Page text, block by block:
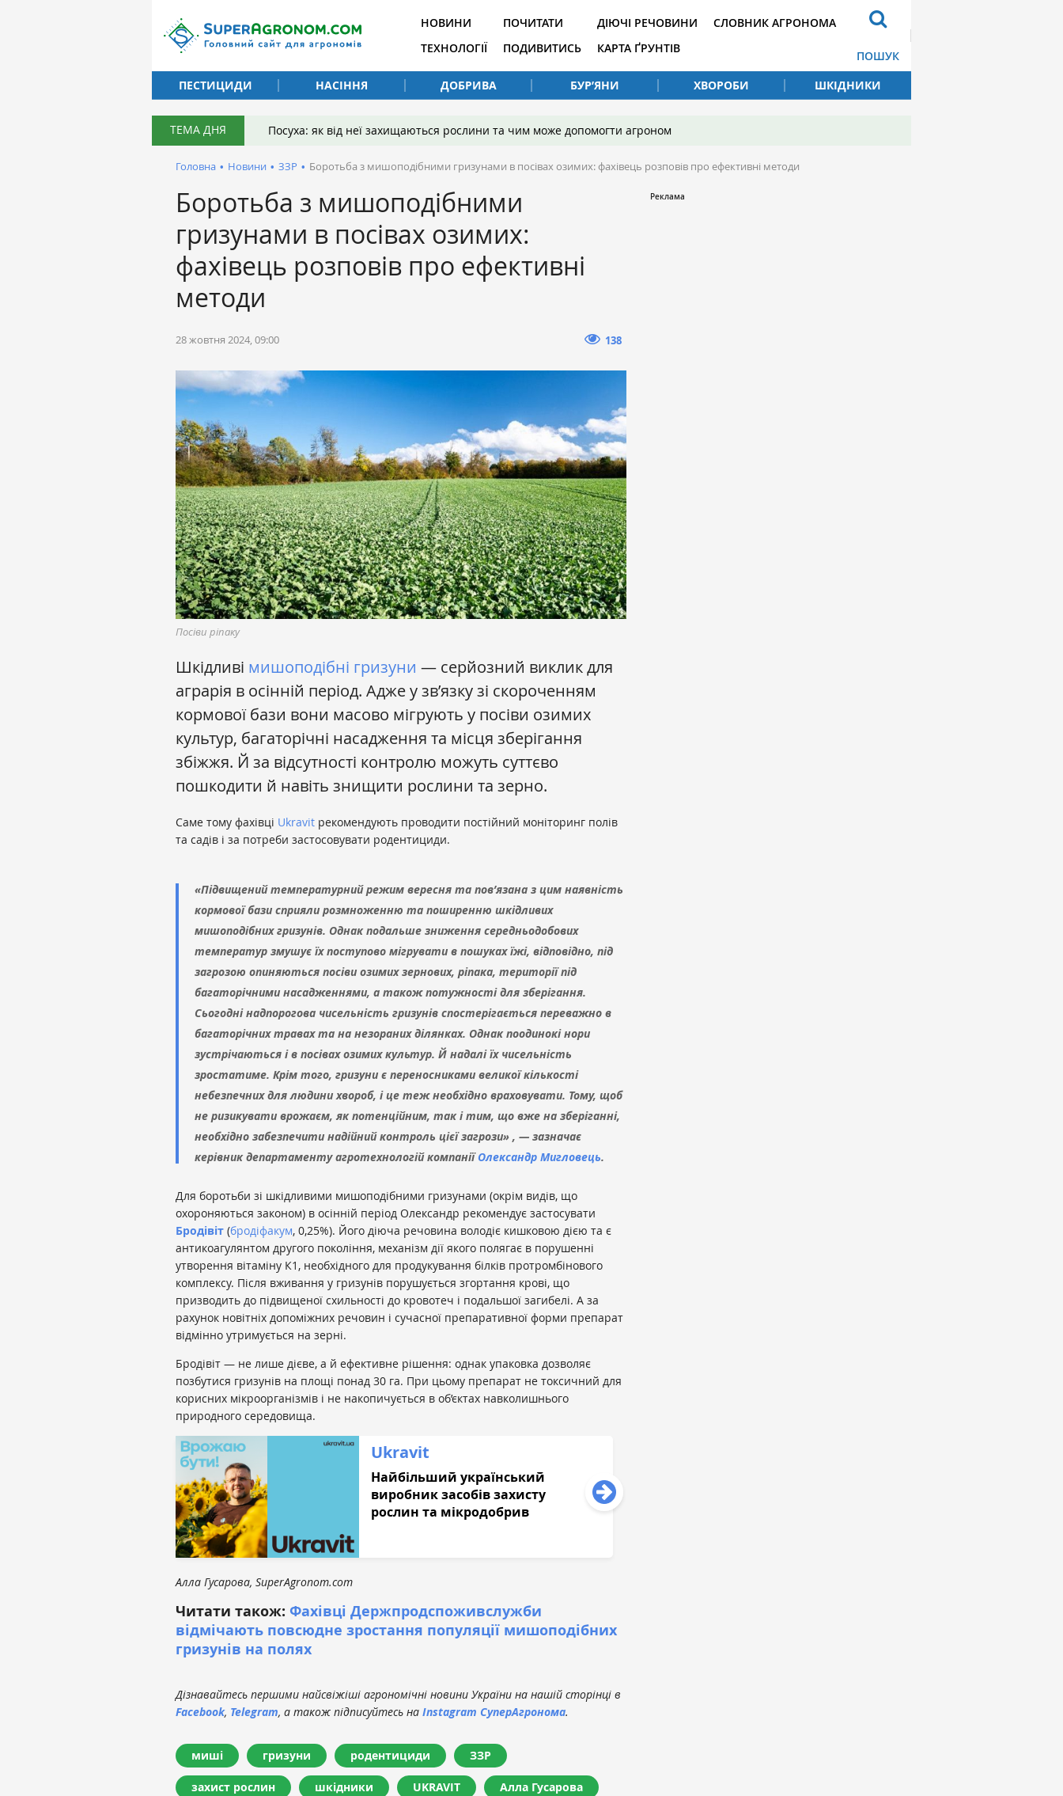
НОВИНИ
ТЕХНОЛОГІЇ
ПОЧИТАТИ
ПОДИВИТИСЬ
ДІЮЧІ РЕЧОВИНИ
КАРТА ҐРУНТІВ
СЛОВНИК АГРОНОМА
ПОШУК
ПЕСТИЦИДИ
НАСІННЯ ДОБРИВА БУР’ЯНИ ХВОРОБИ ШКІДНИКИ
ТЕМА ДНЯ Посуха: як від неї захищаються рослини та чим може допомогти агроном
Головна • Новини • ЗЗР • Боротьба з мишоподібними гризунами в посівах озимих: фахівець розповів про ефективні методи
Боротьба з мишоподібними
гризунами в посівах озимих:
фахівець розповів про ефективні
методи
28 жовтня 2024, 09:00 138
Посіви ріпаку
Шкідливі мишоподібні гризуни — серйозний виклик для
аграрія в осінній період. Адже у зв’язку зі скороченням
кормової бази вони масово мігрують у посіви озимих
культур, багаторічні насадження та місця зберігання
збіжжя. Й за відсутності контролю можуть суттєво
пошкодити й навіть знищити рослини та зерно.
Саме тому фахівці Ukravit рекомендують проводити постійний моніторинг полів
та садів і за потреби застосовувати родентициди.
«Підвищений температурний режим вересня та пов’язана з цим наявність
кормової бази сприяли розмноженню та поширенню шкідливих
мишоподібних гризунів. Однак подальше зниження середньодобових
температур змушує їх поступово мігрувати в пошуках їжі, відповідно, під
загрозою опиняються посіви озимих зернових, ріпака, території під
багаторічними насадженнями, а також потужності для зберігання.
Сьогодні надпорогова чисельність гризунів спостерігається переважно в
багаторічних травах та на незораних ділянках. Однак поодинокі нори
зустрічаються і в посівах озимих культур. Й надалі їх чисельність
зростатиме. Крім того, гризуни є переносниками великої кількості
небезпечних для людини хвороб, і це теж необхідно враховувати. Тому, щоб
не ризикувати врожаєм, як потенційним, так і тим, що вже на зберіганні,
необхідно забезпечити надійний контроль цієї загрози» , — зазначає
керівник департаменту агротехнологій компаніїОлександр Мигловець.
Для боротьби зі шкідливими мишоподібними гризунами (окрім видів, що
охороняються законом) в осінній період Олександр рекомендує застосувати
Бродівіт (бродіфакум, 0,25%). Його діюча речовина володіє кишковою дією та є
антикоагулянтом другого покоління, механізм дії якого полягає в порушенні
утворення вітаміну К1, необхідного для продукування білків протромбінового
комплексу. Після вживання у гризунів порушується згортання крові, що
призводить до підвищеної схильності до кровотеч і подальшої загибелі. А за
рахунок новітніх допоміжних речовин і сучасної препаративної форми препарат
відмінно утримується на зерні.
Бродівіт — не лише дієве, а й ефективне рішення: однак упаковка дозволяє
позбутися гризунів на площі понад 30 га. При цьому препарат не токсичний для
корисних мікроорганізмів і не накопичується в об’єктах навколишнього
природного середовища.
Ukravit
Найбільший український
виробник засобів захисту
рослин та мікродобрив
Алла Гусарова, SuperAgronom.com
Читати також: Фахівці Держпродспоживслужби
відмічають повсюдне зростання популяції мишоподібних
гризунів на полях
Дізнавайтесь першими найсвіжіші агрономічні новини України на нашій сторінці в
Facebook, Telegram, а також підписуйтесь на Instagram СуперАгронома.
миші гризуни родентициди ЗЗР
захист рослин шкідники UKRAVIT Алла Гусарова